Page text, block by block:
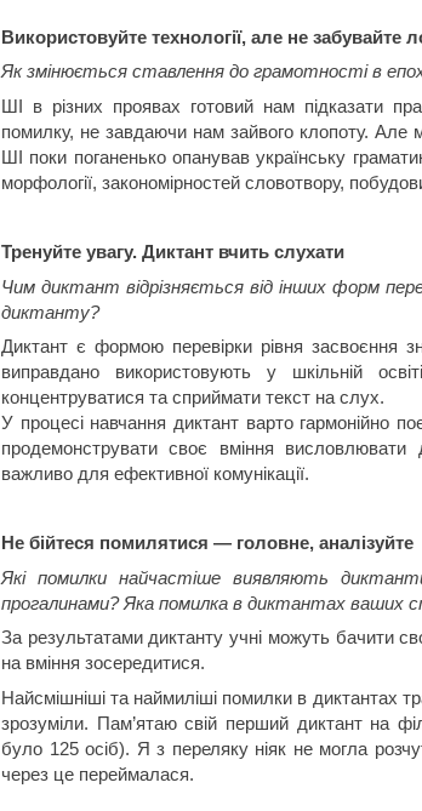
Використовуйте технології, але не забувайте
Як змінюється ставлення до грамотності в
ШІ в різних проявах готовий нам підказати
помилку, не завдаючи нам зайвого клопоту. Але
ШІ поки поганенько опанував українську
морфології, закономірностей словотвору,
Тренуйте увагу. Диктант вчить слухати
Чим диктант відрізняється від інших форм
диктанту?
Диктант є формою перевірки рівня засвоєння
виправдано використовують у шкільній
концентруватися та сприймати текст на слух.
У процесі навчання диктант варто гармонійно
продемонструвати своє вміння
важливо для ефективної комунікації.
Не бійтеся помилятися — головне, аналізуйте
Які помилки найчастіше виявляють
прогалинами? Яка помилка в диктантах ваших
За результатами диктанту учні можуть бачити
на вміння зосередитися.
Найсмішніші та наймиліші помилки в диктантах
зрозуміли. Пам’ятаю свій перший диктант на
було 125 осіб). Я з переляку ніяк не могла
через це переймалася.